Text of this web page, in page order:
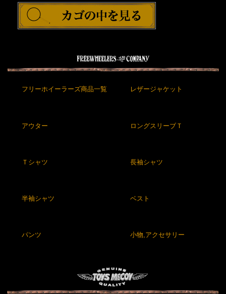
フリーホイーラーズ商品一覧 レザージャケット
アウター ロングスリーブＴ
Ｔシャツ 長袖シャツ
半袖シャツ ベスト
パンツ 小物,アクセサリー